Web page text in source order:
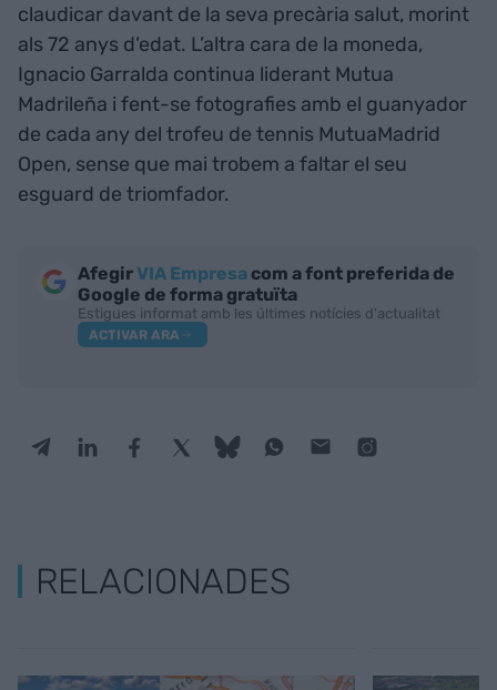
claudicar davant de la seva precària salut, morint
als 72 anys d’edat. L’altra cara de la moneda,
Ignacio Garralda continua liderant Mutua
Madrileña i fent-se fotografies amb el guanyador
de cada any del trofeu de tennis MutuaMadrid
Open, sense que mai trobem a faltar el seu
esguard de triomfador.
AfegirVIA Empresa com a font preferida de
Google de forma gratuïta
Estigues informat amb les últimes notícies d'actualitat
ACTIVAR ARA
RELACIONADES